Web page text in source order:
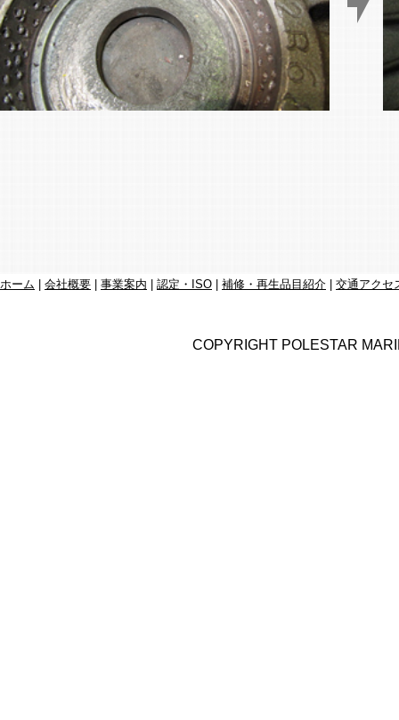
ホーム 会社概要 事業案内 認定・ISO 補修・再生品目紹介 交通アクセ
COPYRIGHT POLESTAR